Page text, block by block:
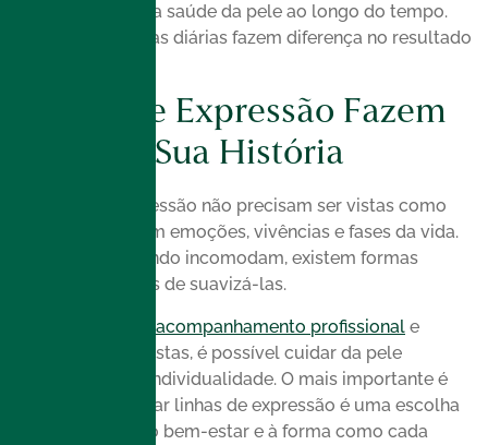
contribuem para a saúde da pele ao longo do tempo.
Pequenas escolhas diárias fazem diferença no resultado
Linhas De Expressão Fazem
Parte Da Sua História
As linhas de expressão não precisam ser vistas como
vilãs. Elas refletem emoções, vivências e fases da vida.
Ainda assim, quando incomodam, existem formas
seguras e eficazes de suavizá-las.
acompanhamento profissional e
expectativas realistas, é possível cuidar da pele
respeitando sua individualidade. O mais importante é
entender que tratar linhas de expressão é uma escolha
pessoal, ligada ao bem-estar e à forma como cada